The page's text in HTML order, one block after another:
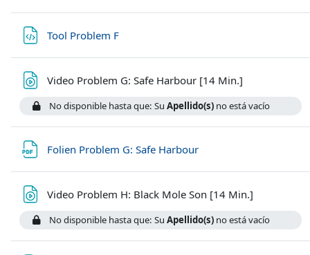
Tool Problem F
Video Problem G: Safe Harbour [14 Min.]
No disponible hasta que: SuApellido(s) no está vacío
Folien Problem G: Safe Harbour
Video Problem H: Black Mole Son [14 Min.]
No disponible hasta que: SuApellido(s) no está vacío